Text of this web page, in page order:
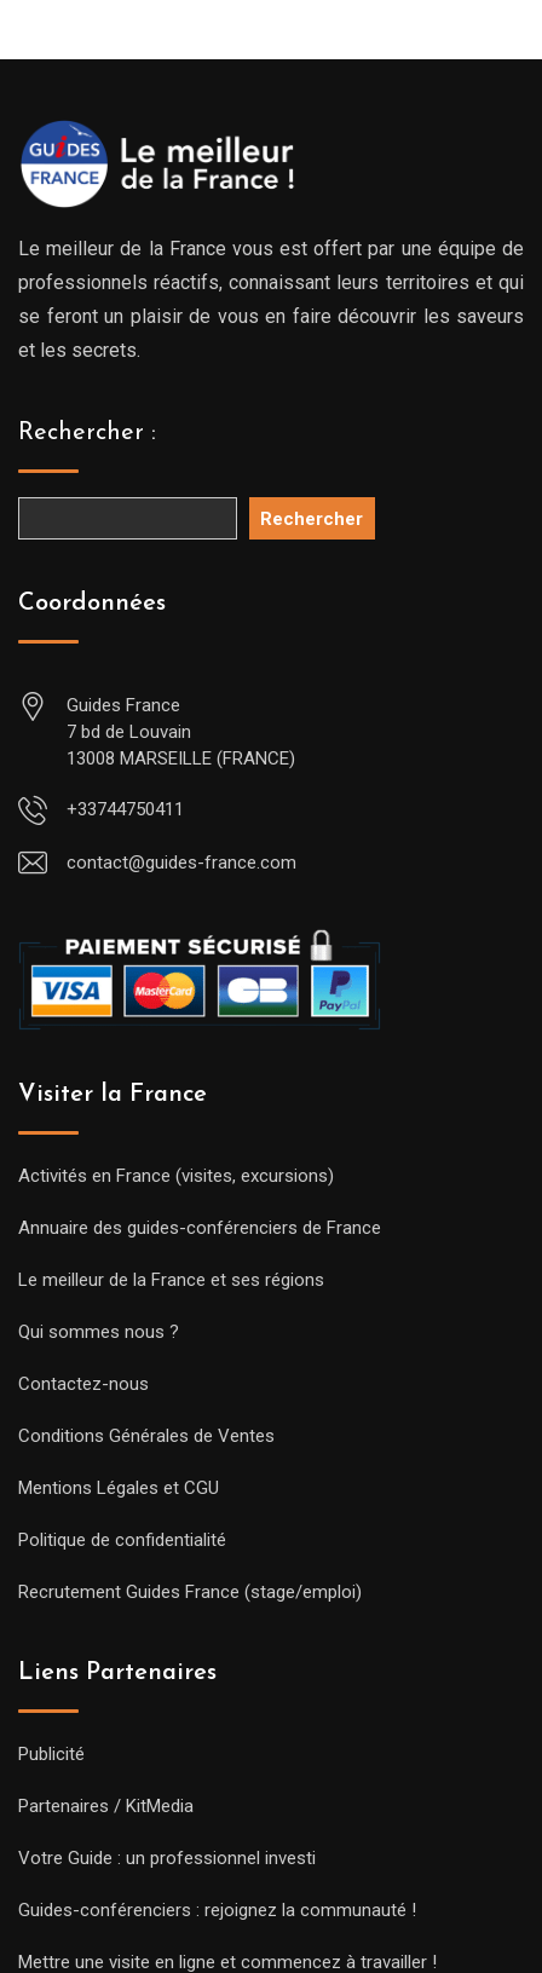
Le meilleur de la France vous est offert par une équipe de
professionnels réactifs, connaissant leurs territoires et qui
se feront un plaisir de vous en faire découvrir les saveurs
et les secrets.
Rechercher :
Rechercher
Coordonnées
Guides France
7 bd de Louvain
13008 MARSEILLE (FRANCE)
+33744750411
contact@guides-france.com
Visiter la France
Activités en France (visites, excursions)
Annuaire des guides-conférenciers de France
Le meilleur de la France et ses régions
Qui sommes nous ?
Contactez-nous
Conditions Générales de Ventes
Mentions Légales et CGU
Politique de confidentialité
Recrutement Guides France (stage/emploi)
Liens Partenaires
Publicité
Partenaires / KitMedia
Votre Guide : un professionnel investi
Guides-conférenciers : rejoignez la communauté !
Mettre une visite en ligne et commencez à travailler !